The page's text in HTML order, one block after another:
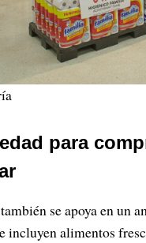
para
se apoya en un
incluyen alimentos